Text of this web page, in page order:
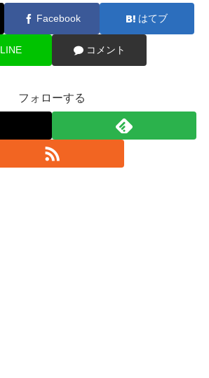
Facebook はてブ
LINE コメント
フォローする